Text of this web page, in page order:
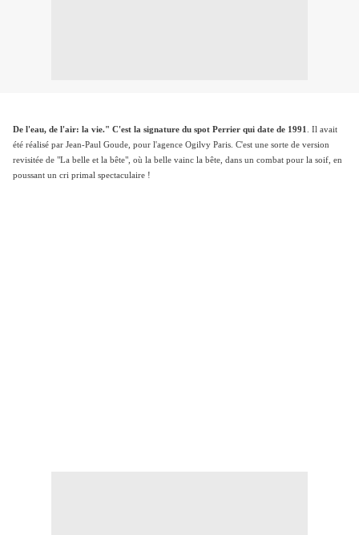
De l'eau, de l'air: la vie." C'est la signature du spot Perrier qui date de 1991
. Il avait
été réalisé par Jean-Paul Goude, pour l'agence Ogilvy Paris. C'est une sorte de version
revisitée de "La belle et la bête", où la belle vainc la bête, dans un combat pour la soif, en
poussant un cri primal spectaculaire !